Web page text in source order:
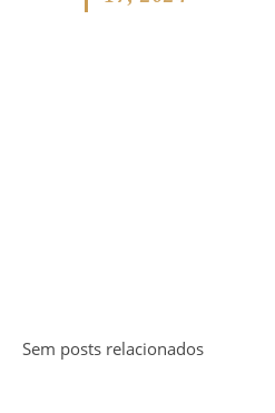
Sem posts relacionados